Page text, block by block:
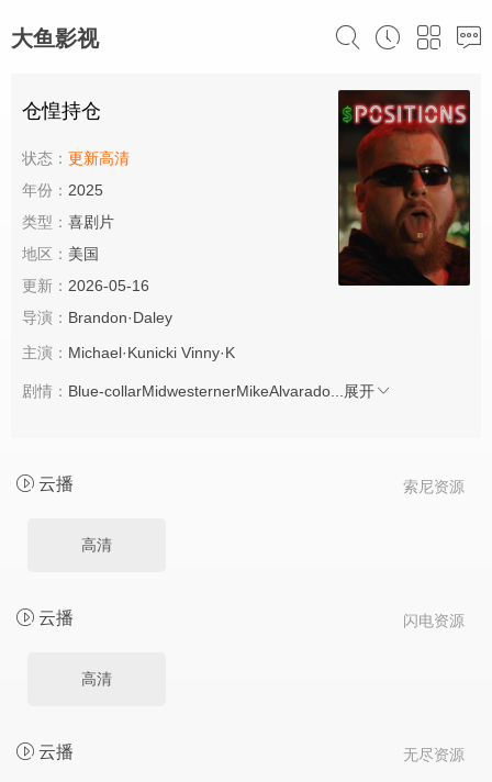
大鱼影视
仓惶持仓
状态： 更新高清
年份： 2025
类型： 喜剧片
地区： 美国
更新： 2026-05-16
导演： Brandon·Daley
主演： Michael·Kunicki Vinny·K
剧情： Blue-collarMidwesternerMikeAlvarado... 展开
索尼资源
云播
高清
闪电资源
云播
高清
无尽资源
云播